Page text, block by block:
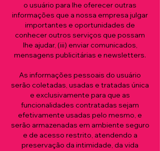
o usuário para lhe oferecer outras
informações que a nossa empresa julgar
importantes e oportunidades de
conhecer outros serviços que possam
lhe ajudar, (iii) enviar comunicados,
mensagens publicitárias e newsletters.
As informações pessoais do usuário
serão coletadas, usadas e tratadas única
e exclusivamente para que as
funcionalidades contratadas sejam
efetivamente usadas pelo mesmo, e
serão armazenadas em ambiente seguro
e de acesso restrito, atendendo a
preservação da intimidade, da vida